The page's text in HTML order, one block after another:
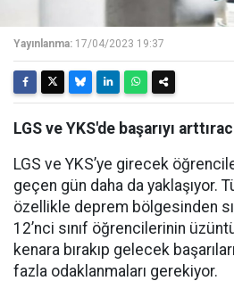
Yayınlanma: 17/04/2023 19:37
LGS ve YKS'de başarıyı
LGS ve YKS’ye girecek
geçen gün daha da yaklaşıyor.
özellikle deprem bölgesinden
12’nci sınıf öğrencilerinin
kenara bırakıp gelecek
fazla odaklanmaları gerekiyor.